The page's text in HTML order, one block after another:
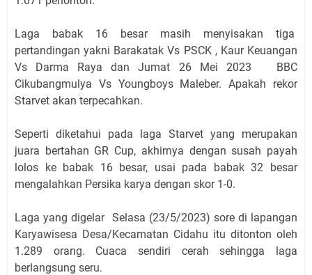
Laga babak 16 besar masih menyisakan tiga
pertandingan yakni Barakatak Vs PSCK , Kaur Keuangan
Vs Darma Raya dan Jumat 26 Mei 2023 BBC
Cikubangmulya Vs Youngboys Maleber. Apakah rekor
Starvet akan terpecahkan.
Seperti diketahui pada laga Starvet yang merupakan
juara bertahan GR Cup, akhirnya dengan susah payah
lolos ke babak 16 besar, usai pada babak 32 besar
mengalahkan Persika karya dengan skor 1-0.
Laga yang digelar Selasa (23/5/2023) sore di lapangan
Karyawisesa Desa/Kecamatan Cidahu itu ditonton oleh
1.289 orang. Cuaca sendiri cerah sehingga laga
berlangsung seru.